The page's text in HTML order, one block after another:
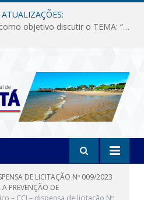
Audiência Pública que tem como objetivo discutir o TEMA: “Fornecimento de Energia Elétrica em Debate: Tarifas, Qualidade e Atendimento dos Serviços”
DE LICITAÇÃO Nº 009/2023
PREVENÇÃO DE
– CCJ – dispensa de licitação Nº